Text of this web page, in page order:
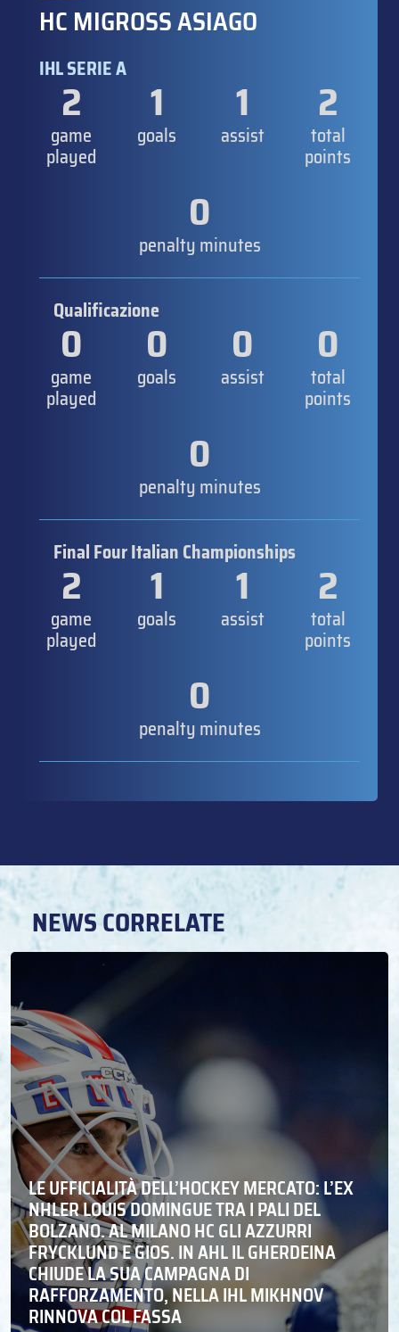
HC MIGROSS ASIAGO
IHL SERIE A
2
game
played
1
goals
1
assist
2
total
points
0
penalty minutes
Qualificazione
0
game
played
0
goals
0
assist
0
total
points
0
penalty minutes
Final Four Italian Championships
2
game
played
1
goals
1
assist
2
total
points
0
penalty minutes
NEWS CORRELATE
LE UFFICIALITÀ DELL’HOCKEY MERCATO: L’EX
NHLER LOUIS DOMINGUE TRA I PALI DEL
BOLZANO. AL MILANO HC GLI AZZURRI
FRYCKLUND E GIOS. IN AHL IL GHERDEINA
CHIUDE LA SUA CAMPAGNA DI
RAFFORZAMENTO, NELLA IHL MIKHNOV
RINNOVA COL FASSA